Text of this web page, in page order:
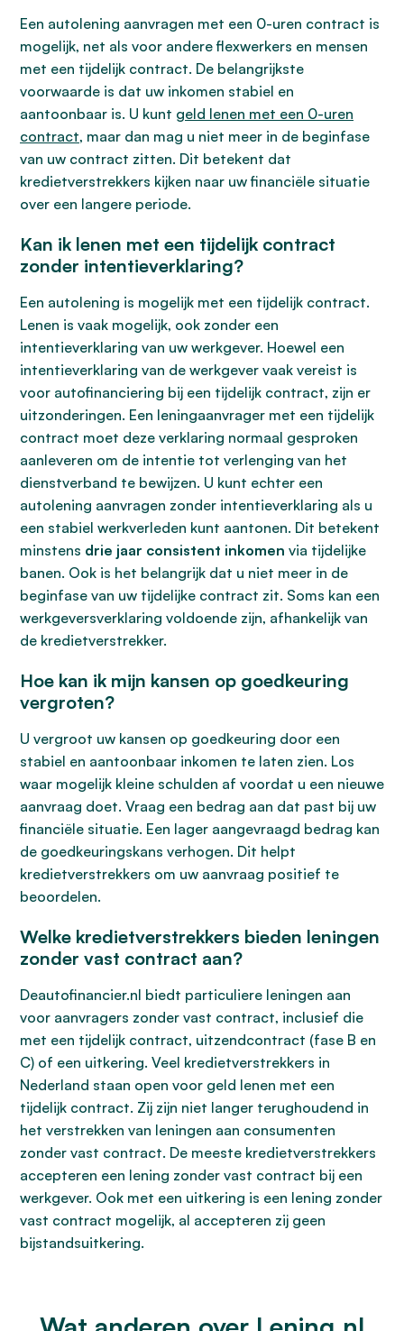
Een autolening aanvragen met een 0-uren contract is
mogelijk, net als voor andere flexwerkers en mensen
met een tijdelijk contract. De belangrijkste
voorwaarde is dat uw inkomen stabiel en
aantoonbaar is. U kunt geld lenen met een 0-uren
contract, maar dan mag u niet meer in de beginfase
van uw contract zitten. Dit betekent dat
kredietverstrekkers kijken naar uw financiële situatie
over een langere periode.
Kan ik lenen met een tijdelijk contract
zonder intentieverklaring?
Een autolening is mogelijk met een tijdelijk contract.
Lenen is vaak mogelijk, ook zonder een
intentieverklaring van uw werkgever. Hoewel een
intentieverklaring van de werkgever vaak vereist is
voor autofinanciering bij een tijdelijk contract, zijn er
uitzonderingen. Een leningaanvrager met een tijdelijk
contract moet deze verklaring normaal gesproken
aanleveren om de intentie tot verlenging van het
dienstverband te bewijzen. U kunt echter een
autolening aanvragen zonder intentieverklaring als u
een stabiel werkverleden kunt aantonen. Dit betekent
minstens drie jaar consistent inkomen via tijdelijke
banen. Ook is het belangrijk dat u niet meer in de
beginfase van uw tijdelijke contract zit. Soms kan een
werkgeversverklaring voldoende zijn, afhankelijk van
de kredietverstrekker.
Hoe kan ik mijn kansen op goedkeuring
vergroten?
U vergroot uw kansen op goedkeuring door een
stabiel en aantoonbaar inkomen te laten zien. Los
waar mogelijk kleine schulden af voordat u een nieuwe
aanvraag doet. Vraag een bedrag aan dat past bij uw
financiële situatie. Een lager aangevraagd bedrag kan
de goedkeuringskans verhogen. Dit helpt
kredietverstrekkers om uw aanvraag positief te
beoordelen.
Welke kredietverstrekkers bieden leningen
zonder vast contract aan?
Deautofinancier.nl biedt particuliere leningen aan
voor aanvragers zonder vast contract, inclusief die
met een tijdelijk contract, uitzendcontract (fase B en
C) of een uitkering. Veel kredietverstrekkers in
Nederland staan open voor geld lenen met een
tijdelijk contract. Zij zijn niet langer terughoudend in
het verstrekken van leningen aan consumenten
zonder vast contract. De meeste kredietverstrekkers
accepteren een lening zonder vast contract bij een
werkgever. Ook met een uitkering is een lening zonder
vast contract mogelijk, al accepteren zij geen
bijstandsuitkering.